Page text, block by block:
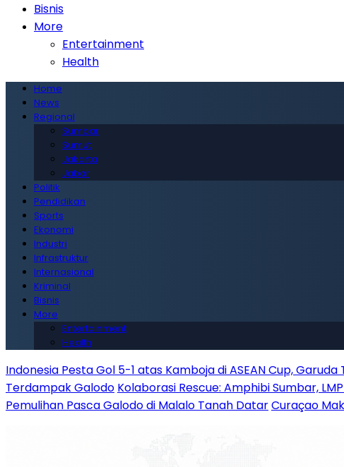
Bisnis
More
Entertainment
Health
Home
News
Regional
Sumbar
Sumut
Jakarta
Jabar
Politik
Pendidikan
Sports
Ekonomi
Industri
Infrastruktur
Internasional
Kriminal
Bisnis
More
Entertainment
Health
Indonesia Pesta Gol 5-1 atas Kamboja di ASEAN Cup,
Terdampak Galodo Kolaborasi Rescue: Amphibi Sumbar,
Pemulihan Pasca Galodo di Malalo Tanah DatarCuraçao